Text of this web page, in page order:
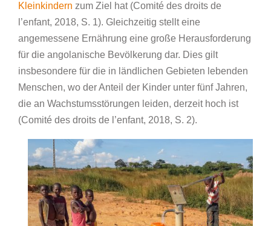
Kleinkindern zum Ziel hat (Comité des droits de
l’enfant, 2018, S. 1). Gleichzeitig stellt eine
angemessene Ernährung eine große Herausforderung
für die angolanische Bevölkerung dar. Dies gilt
insbesondere für die in ländlichen Gebieten lebenden
Menschen, wo der Anteil der Kinder unter fünf Jahren,
die an Wachstumsstörungen leiden, derzeit hoch ist
(Comité des droits de l’enfant, 2018, S. 2).